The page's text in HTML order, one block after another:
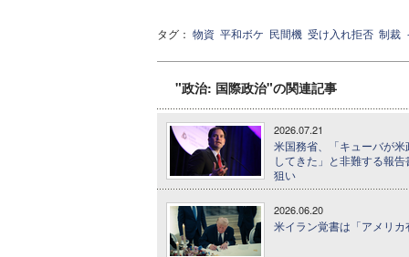
タグ： 物資 平和ボケ 民間機 受け入れ拒否 制裁
"政治: 国際政治"の関連記事
2026.07.21
米国務省、「キューバが
してきた」と非難する報
狙い
2026.06.20
米イラン覚書は「アメリ